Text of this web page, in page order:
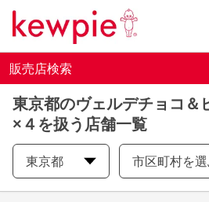
販売店検索
東京都のヴェルデチョコ＆
×４を扱う店舗一覧
東京都 市区町村を選